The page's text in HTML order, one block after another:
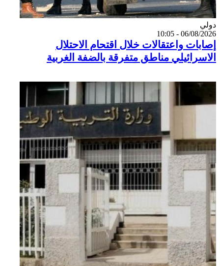
Catégorie
دولي
06/08/2026 - 10:05
إصابات واعتقالات خلال اقتحام الاحتلال
الاسرائيلي مناطق متفرقة بالضفة الغربية